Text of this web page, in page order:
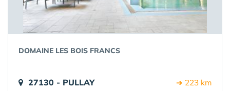
DOMAINE LES BOIS FRANCS
27130 - PULLAY ➔ 223 km